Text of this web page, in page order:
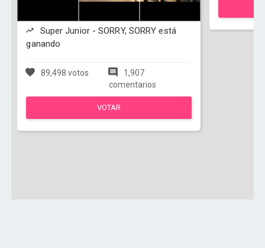
Super Junior - SORRY, SORRY está
ganando
89,498 votos
1,907
comentarios
VOTAR